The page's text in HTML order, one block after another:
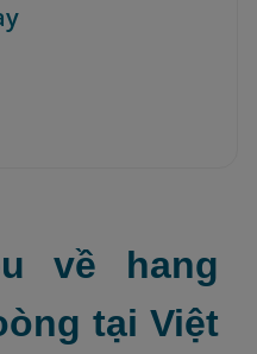
về hang
tại Việt